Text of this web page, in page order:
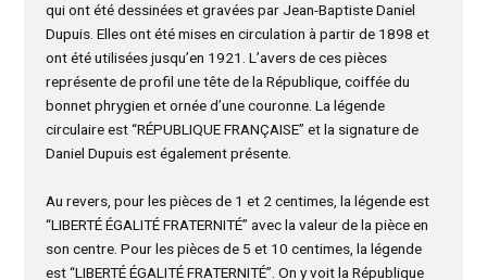
qui ont été dessinées et gravées par Jean-Baptiste Daniel
Dupuis. Elles ont été mises en circulation à partir de 1898 et
ont été utilisées jusqu’en 1921. L’avers de ces pièces
représente de profil une tête de la République, coiffée du
bonnet phrygien et ornée d’une couronne. La légende
circulaire est “RÉPUBLIQUE FRANÇAISE” et la signature de
Daniel Dupuis est également présente.
Au revers, pour les pièces de 1 et 2 centimes, la légende est
“LIBERTÉ ÉGALITÉ FRATERNITÉ” avec la valeur de la pièce en
son centre. Pour les pièces de 5 et 10 centimes, la légende
est “LIBERTÉ ÉGALITÉ FRATERNITÉ”. On y voit la République